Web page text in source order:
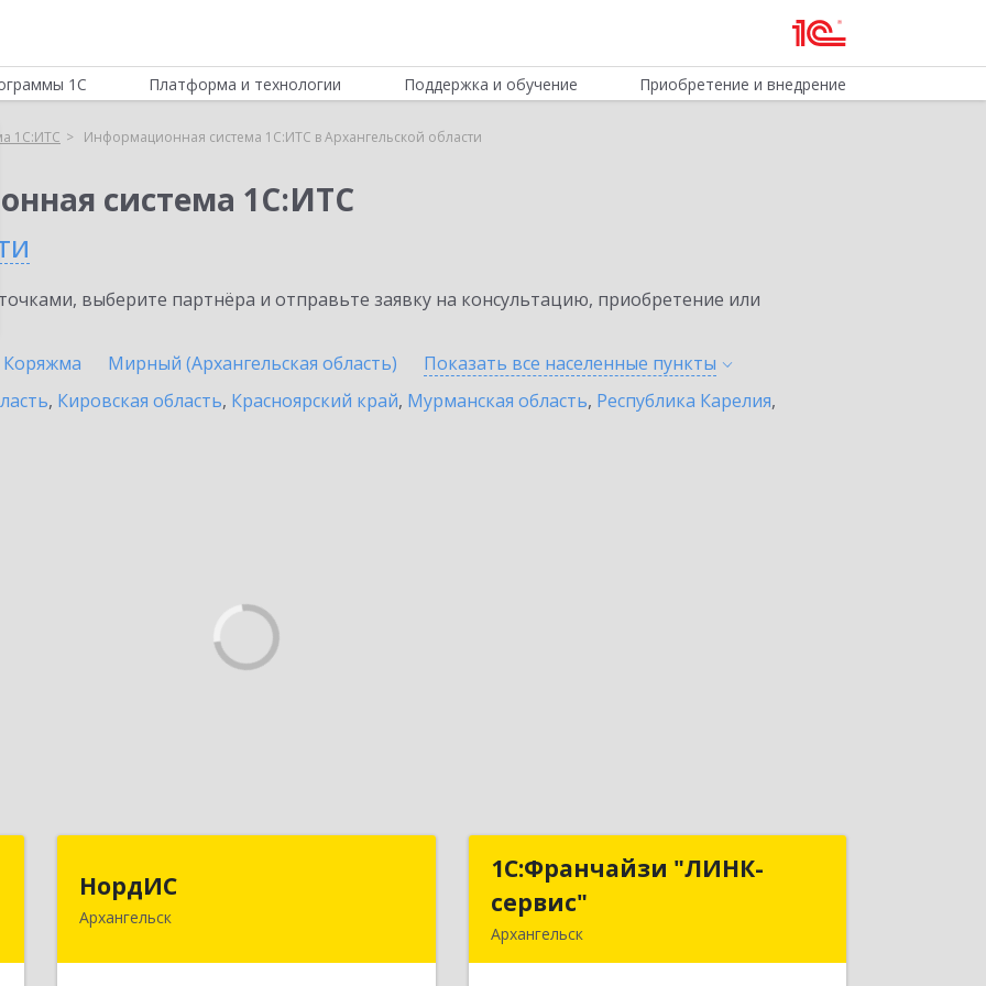
1С Платформа и технологии Поддержка и обучение Приобретение и внедрение
1С:ИТС Информационная система 1С:ИТС в Архангельской области
система 1С:ИТС
выберите партнёра и отправьте заявку на консультацию, приобретение или
Коряжма Мирный (Архангельская область) Показать все населенные пункты
, Кировская область, Красноярский край, Мурманская область, Республика Карелия,
НордИС
Архангельск
1С:Франчайзи "ЛИНК-
сервис"
Архангельск
1С:Франчайзи "ЛИНК-